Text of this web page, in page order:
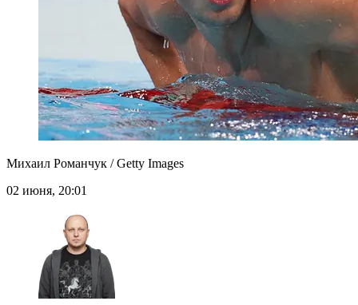
Михаил Романчук / Getty Images
02 июня, 20:01